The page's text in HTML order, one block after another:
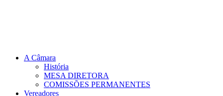
A Câmara
História
MESA DIRETORA
COMISSÕES PERMANENTES
Vereadores